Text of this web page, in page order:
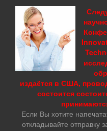
издаётся в США,
состоится
Если Вы хотите
откладывайте отправку